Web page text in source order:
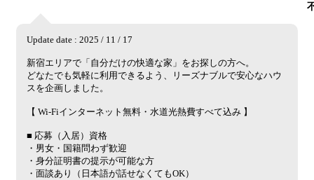
Update date : 2025 / 11 / 17
新宿エリアで「自分だけの快適な家」をお探しの方へ。
どなたでも気軽に利用できるよう、リーズナブルで安心なハウ
スを企画しました。
【 Wi-Fiインターネット無料・水道光熱費すべて込み 】
■ 応募（入居）資格
・男女・国籍問わず歓迎
・身分証明書の提示が可能な方
・面談あり（日本語が話せなくてもOK）